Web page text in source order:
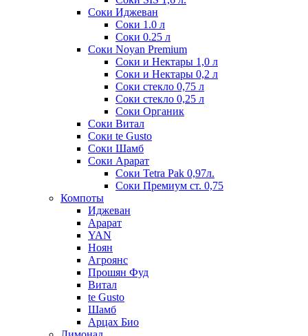
Соки Иджеван
Соки 1.0 л
Соки 0.25 л
Соки Noyan Premium
Соки и Нектары 1,0 л
Соки и Нектары 0,2 л
Соки стекло 0,75 л
Соки стекло 0,25 л
Соки Органик
Соки Витал
Соки te Gusto
Соки Шамб
Соки Арарат
Соки Tetra Pak 0,97л.
Соки Премиум ст. 0,75
Компоты
Иджеван
Арарат
YAN
Ноян
Агроянс
Прошян Фуд
Витал
te Gusto
Шамб
Арцах Био